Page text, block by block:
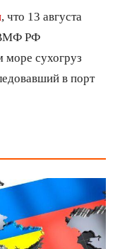
, что 13 августа
ВМФ РФ
море сухогруз
в порт